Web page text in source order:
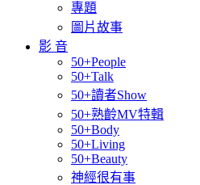
專題
圖片故事
影 音
50+People
50+Talk
50+讀者Show
50+熟齡MV特輯
50+Body
50+Living
50+Beauty
神經很有事